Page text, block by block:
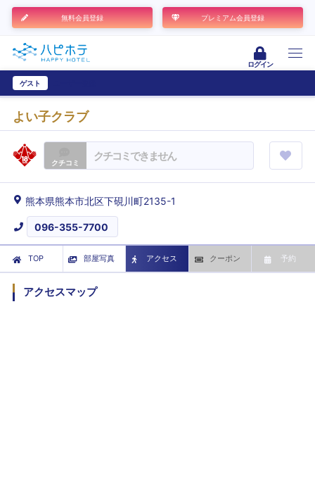
無料会員登録 プレミアム会員登録
ログイン
ゲスト
よい子クラブ
クチコミ クチコミできません
熊本県熊本市北区下硯川町2135-1
096-355-7700
TOP 部屋写真 アクセス クーポン 予約
アクセスマップ